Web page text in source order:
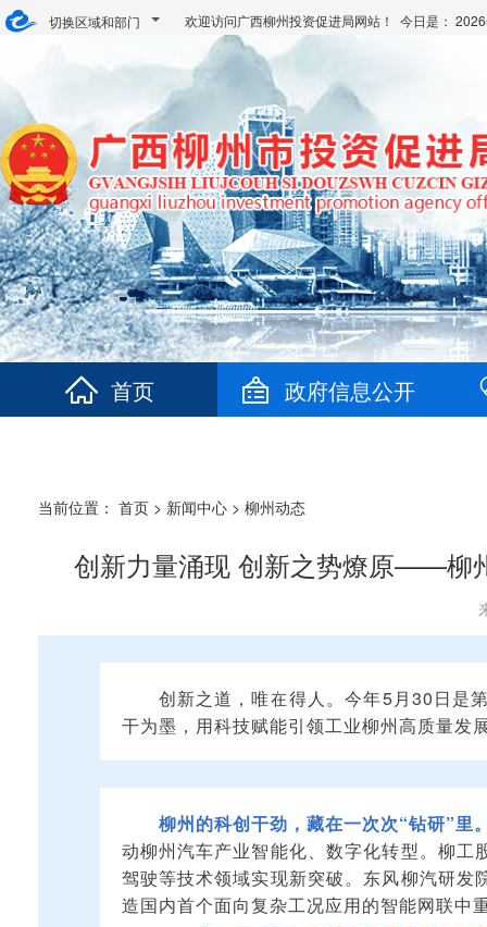
切换区域和部门 欢迎访问广西柳州投资促进局网站！ 今日是：
首页 政府信息公开
当前位置： 首页 > 新闻中心 > 柳州动态
创新力量涌现 创新之势燎原——柳
创新之道，唯在得人。今年5月30日是
干为墨，用科技赋能引领工业柳州高质量发
柳州的科创干劲，藏在一次次“钻研”里
动柳州汽车产业智能化、数字化转型。柳
驾驶等技术领域实现新突破。东风柳汽研
造国内首个面向复杂工况应用的智能网联中